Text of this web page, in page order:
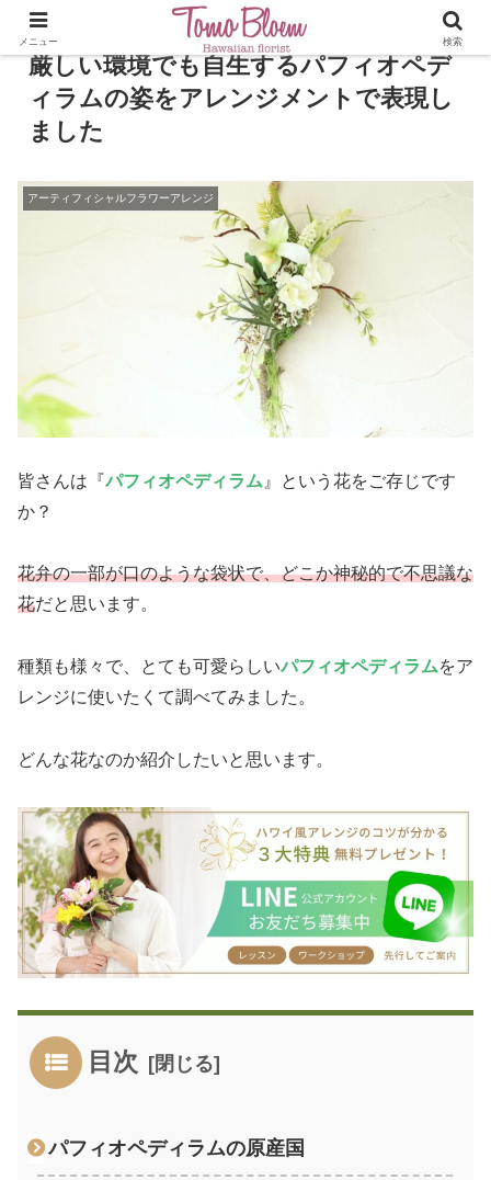
厳しい環境でも自生するパフィオペデ
ィラムの姿をアレンジメントで表現し
ました
アーティフィシャルフラワーアレンジ
皆さんは『パフィオペディラム 』という花をご存じです
か？
花弁の一部が口のような袋状で、どこか神秘的で不思議な
花だと思います。
種類も様々で、とても可愛らしいパフィオペディラムをア
レンジに使いたくて調べてみました。
どんな花なのか紹介したいと思います。
目次
パフィオペディラムの原産国
メニュー 検索